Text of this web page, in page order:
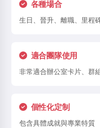
各種場合
生日、晉升、離職、里程
適合團隊使用
非常適合辦公室卡片、群
個性化定制
包含具體成就與專業特質